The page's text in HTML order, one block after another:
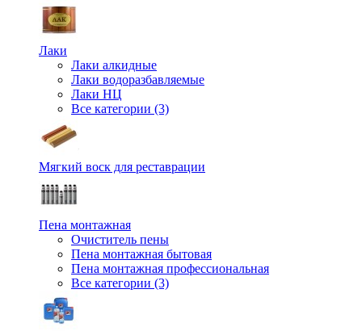
Лаки
Лаки алкидные
Лаки водоразбавляемые
Лаки НЦ
Все категории (3)
Мягкий воск для реставрации
Пена монтажная
Очиститель пены
Пена монтажная бытовая
Пена монтажная профессиональная
Все категории (3)